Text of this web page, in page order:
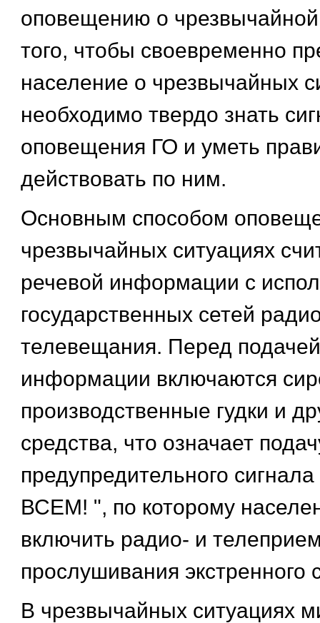
оповещению о
того, чтобы своевременно
население о чрезвычайных
необходимо твердо знать
оповещения ГО и уметь
действовать по ним.
Основным способом
чрезвычайных ситуациях
речевой информации с
государственных сетей
телевещания. Перед
информации включаются
производственные гудки и
средства, что означает
предупредительного
ВСЕМ! ", по которому
включить радио- и
прослушивания экстренного
В чрезвычайных ситуациях